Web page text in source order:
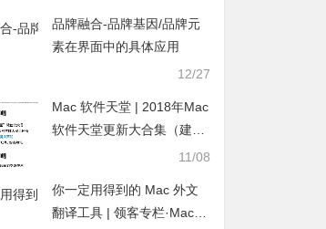
品牌融合-品牌基因/品牌元
素在界面中的具体应用
12/27
Mac 软件天堂 | 2018年Mac
软件天堂更新大合集（建议
11/08
你一定用得到的 Mac 外文
翻译工具 | 领客专栏·Mac